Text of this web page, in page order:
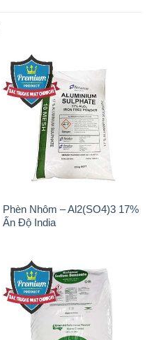
Phèn Nhôm – Al2(SO4)3 17%
Ấn Độ India